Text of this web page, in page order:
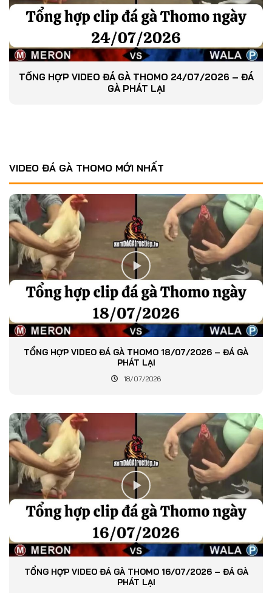
TỔNG HỢP VIDEO ĐÁ GÀ THOMO 24/07/2026 – ĐÁ
GÀ PHÁT LẠI
VIDEO ĐÁ GÀ THOMO MỚI NHẤT
TỔNG HỢP VIDEO ĐÁ GÀ THOMO 18/07/2026 – ĐÁ GÀ
PHÁT LẠI
18/07/2026
TỔNG HỢP VIDEO ĐÁ GÀ THOMO 16/07/2026 – ĐÁ GÀ
PHÁT LẠI